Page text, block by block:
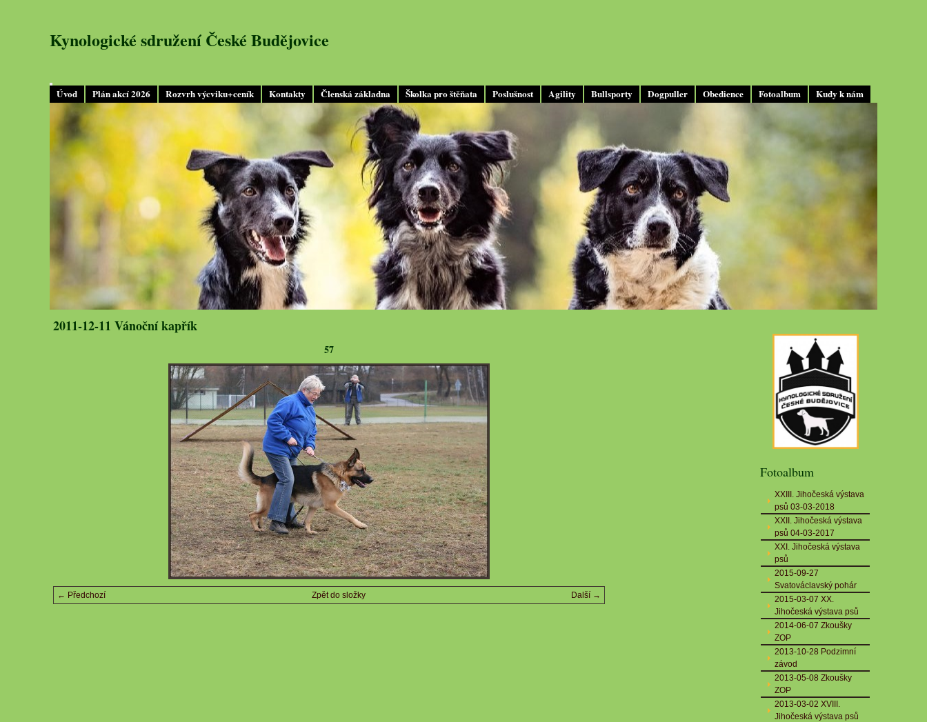
Úvod Plán akcí 2026 Rozvrh výcviku+ceník Kontakty Členská základna Školka pro štěňata Poslušnost Agility Bullsporty Dogpuller Obedience Fotoalbum Kudy k nám
Kynologické sdružení České Budějovice
2011-12-11 Vánoční kapřík
57
← Předchozí Další →
Zpět do složky
Fotoalbum
XXIII. Jihočeská výstava
psů 03-03-2018
XXII. Jihočeská výstava
psů 04-03-2017
XXI. Jihočeská výstava
psů
2015-09-27
Svatováclavský pohár
2015-03-07 XX.
Jihočeská výstava psů
2014-06-07 Zkoušky
ZOP
2013-10-28 Podzimní
závod
2013-05-08 Zkoušky
ZOP
2013-03-02 XVIII.
Jihočeská výstava psů